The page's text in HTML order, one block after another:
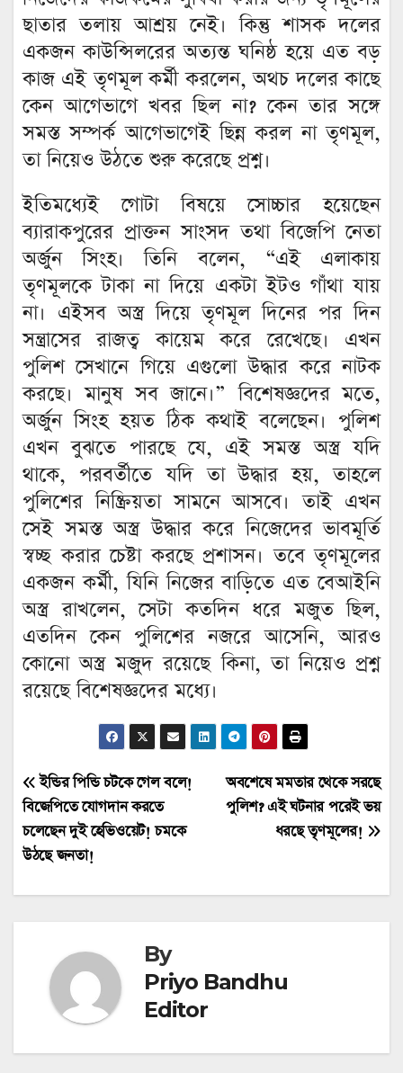
ছাতার তলায় আশ্রয় নেই। কিন্তু শাসক দলের
একজন কাউন্সিলরের অত্যন্ত ঘনিষ্ঠ হয়ে এত বড়
কাজ এই তৃণমূল কর্মী করলেন, অথচ দলের কাছে
কেন আগেভাগে খবর ছিল না? কেন তার সঙ্গে
সমস্ত সম্পর্ক আগেভাগেই ছিন্ন করল না তৃণমূল,
তা নিয়েও উঠতে শুরু করেছে প্রশ্ন।
ইতিমধ্যেই গোটা বিষয়ে সোচ্চার হয়েছেন
ব্যারাকপুরের প্রাক্তন সাংসদ তথা বিজেপি নেতা
অর্জুন সিংহ। তিনি বলেন, “এই এলাকায়
তৃণমূলকে টাকা না দিয়ে একটা ইটও গাঁথা যায়
না। এইসব অস্ত্র দিয়ে তৃণমূল দিনের পর দিন
সন্ত্রাসের রাজত্ব কায়েম করে রেখেছে। এখন
পুলিশ সেখানে গিয়ে এগুলো উদ্ধার করে নাটক
করছে। মানুষ সব জানে।” বিশেষজ্ঞদের মতে,
অর্জুন সিংহ হয়ত ঠিক কথাই বলেছেন। পুলিশ
এখন বুঝতে পারছে যে, এই সমস্ত অস্ত্র যদি
থাকে, পরবর্তীতে যদি তা উদ্ধার হয়, তাহলে
পুলিশের নিষ্ক্রিয়তা সামনে আসবে। তাই এখন
সেই সমস্ত অস্ত্র উদ্ধার করে নিজেদের ভাবমূর্তি
স্বচ্ছ করার চেষ্টা করছে প্রশাসন। তবে তৃণমূলের
একজন কর্মী, যিনি নিজের বাড়িতে এত বেআইনি
অস্ত্র রাখলেন, সেটা কতদিন ধরে মজুত ছিল,
এতদিন কেন পুলিশের নজরে আসেনি, আরও
কোনো অস্ত্র মজুদ রয়েছে কিনা, তা নিয়েও প্রশ্ন
রয়েছে বিশেষজ্ঞদের মধ্যে।
Post
navigation
অবশেষে মমতার থেকে সরছে
পুলিশ? এই ঘটনার পরেই ভয়
ধরছে তৃণমূলের!
ইন্ডির পিন্ডি চটকে গেল বলে!
বিজেপিতে যোগদান করতে
চলেছেন দুই হেভিওয়েট! চমকে
উঠছে জনতা!
By
Priyo Bandhu
Editor